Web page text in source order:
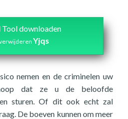
Tool downloaden
Yjqs
nemen en de criminelen uw
dat ze u de beloofde
sturen. Of dit ook echt zal
De boeven kunnen om meer